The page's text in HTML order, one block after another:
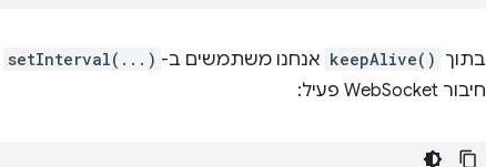
בתוך keepAlive() אנחנו משתמשים ב- setInterval(...)
חיבור WebSocket פעיל: